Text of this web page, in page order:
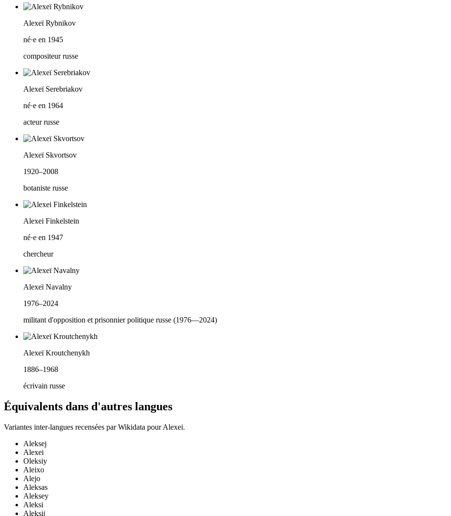
Alexeï Rybnikov
né·e en 1945
compositeur russe
Alexeï Serebriakov
né·e en 1964
acteur russe
Alexeï Skvortsov
1920–2008
botaniste russe
Alexei Finkelstein
né·e en 1947
chercheur
Alexeï Navalny
1976–2024
militant d'opposition et prisonnier politique russe (1976—2024)
Alexeï Kroutchenykh
1886–1968
écrivain russe
Équivalents dans d'autres langues
Variantes inter-langues recensées par Wikidata pourAlexei.
Aleksej
Alexei
Oleksiy
Aleixo
Alejo
Aleksas
Aleksey
Aleksi
Aleksij